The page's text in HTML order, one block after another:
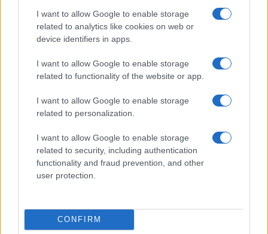
I want to allow Google to enable storage
related to analytics like cookies on web or
device identifiers in apps.
I want to allow Google to enable storage
related to functionality of the website or app.
I want to allow Google to enable storage
related to personalization.
I want to allow Google to enable storage
related to security, including authentication
functionality and fraud prevention, and other
user protection.
CONFIRM
ripristinare il mosaico nella sua configurazione
originaria.
Nicolaporro.it è anche su Whatsapp. È
sufficientecliccare quiper iscriversi al canale ed
#GALLERIA VITTORIO EMANUELE
#POLEMICA
#RESTAURO
2